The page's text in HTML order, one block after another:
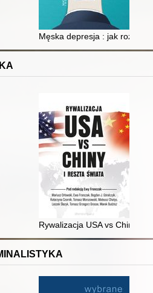
: wolność od chronicznego
Męska depresja : jak rozbić
politologicznej : księga
Rywalizacja USA vs Chiny i